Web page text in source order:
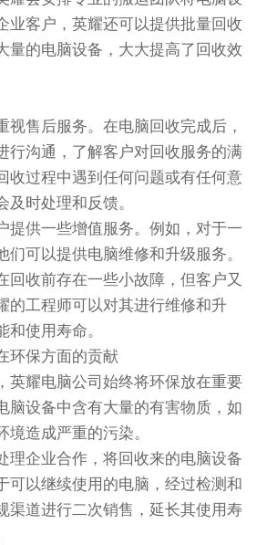
业客户，英耀还可以提供批量回收
量的电脑设备，大大提高了回收效
视售后服务。在电脑回收完成后，
行沟通，了解客户对回收服务的满
收过程中遇到任何问题或有任何意
及时处理和反馈。
提供一些增值服务。例如，对于一
们可以提供电脑维修和升级服务。
回收前存在一些小故障，但客户又
的工程师可以对其进行维修和升
和使用寿命。
环保方面的贡献
英耀电脑公司始终将环保放在重要
脑设备中含有大量的有害物质，如
境造成严重的污染。
理企业合作，将回收来的电脑设备
可以继续使用的电脑，经过检测和
渠道进行二次销售，延长其使用寿